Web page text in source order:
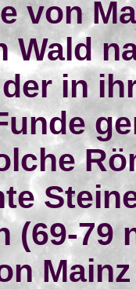
von
Wald
in
(69-79